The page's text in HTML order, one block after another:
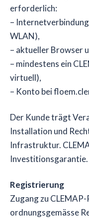
erforderlich:
–
WLAN),
– aktueller Browser
– mindestens ein
virtuell),
– Konto bei
Der Kunde trägt
Installation und
Infrastruktur.
Investitionsgarantie.
Registrierung
Zugang zu
ordnungsgemässe